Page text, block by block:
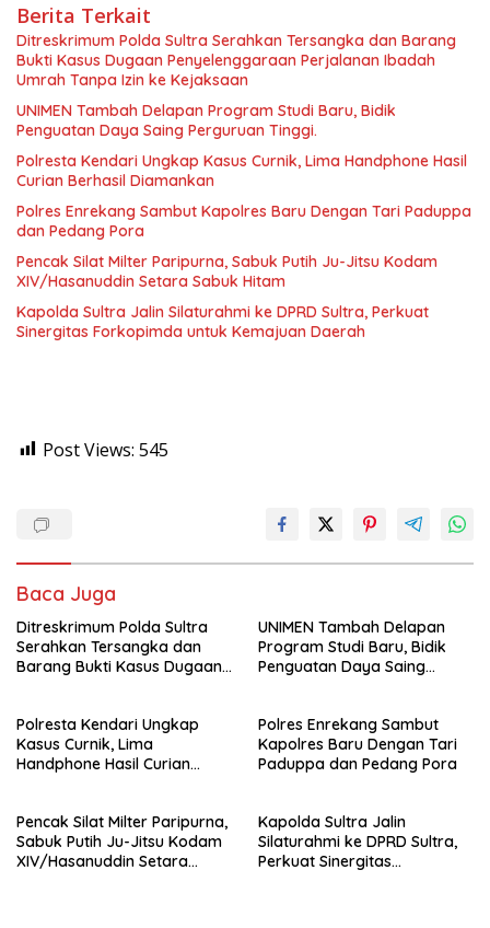
Berita Terkait
Ditreskrimum Polda Sultra Serahkan Tersangka dan Barang
Bukti Kasus Dugaan Penyelenggaraan Perjalanan Ibadah
Umrah Tanpa Izin ke Kejaksaan
UNIMEN Tambah Delapan Program Studi Baru, Bidik
Penguatan Daya Saing Perguruan Tinggi.
Polresta Kendari Ungkap Kasus Curnik, Lima Handphone Hasil
Curian Berhasil Diamankan
Polres Enrekang Sambut Kapolres Baru Dengan Tari Paduppa
dan Pedang Pora
Pencak Silat Milter Paripurna, Sabuk Putih Ju-Jitsu Kodam
XIV/Hasanuddin Setara Sabuk Hitam
Kapolda Sultra Jalin Silaturahmi ke DPRD Sultra, Perkuat
Sinergitas Forkopimda untuk Kemajuan Daerah
Post Views: 545
Baca Juga
Ditreskrimum Polda Sultra
Serahkan Tersangka dan
Barang Bukti Kasus Dugaan
Kejaksaan
UNIMEN Tambah Delapan
Program Studi Baru, Bidik
Penguatan Daya Saing
Polresta Kendari Ungkap
Kasus Curnik, Lima
Handphone Hasil Curian
Polres Enrekang Sambut
Kapolres Baru Dengan Tari
Paduppa dan Pedang Pora
Pencak Silat Milter Paripurna,
Sabuk Putih Ju-Jitsu Kodam
XIV/Hasanuddin Setara
Kapolda Sultra Jalin
Silaturahmi ke DPRD Sultra,
Perkuat Sinergitas